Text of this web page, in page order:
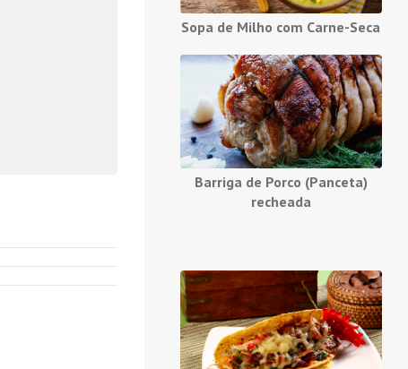
Sopa de Milho com Carne-Seca
Barriga de Porco (Panceta)
recheada